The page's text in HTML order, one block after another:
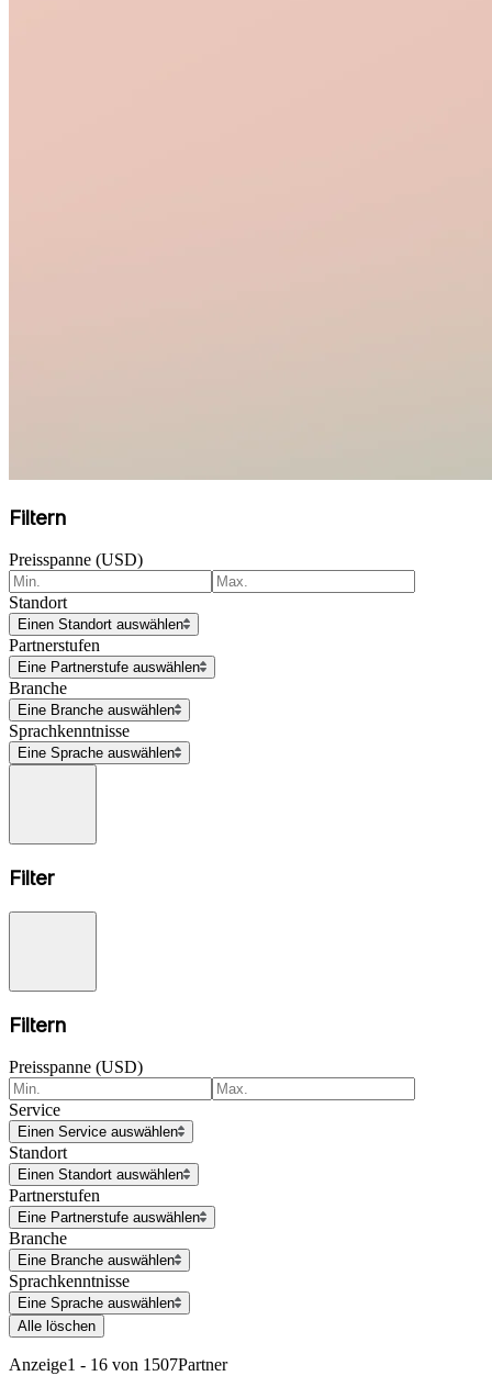
Filtern
Preisspanne (USD)
Standort
Einen Standort auswählen
Partnerstufen
Eine Partnerstufe auswählen
Branche
Eine Branche auswählen
Sprachkenntnisse
Eine Sprache auswählen
Filter
Filtern
Preisspanne (USD)
Service
Einen Service auswählen
Standort
Einen Standort auswählen
Partnerstufen
Eine Partnerstufe auswählen
Branche
Eine Branche auswählen
Sprachkenntnisse
Eine Sprache auswählen
Alle löschen
Anzeige1 - 16 von 1507Partner